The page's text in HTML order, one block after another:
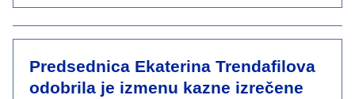
Predsednica Ekaterina Trendafilova
odobrila je izmenu kazne izrečene